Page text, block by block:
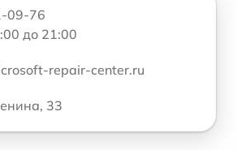
09-76
до 21:00
repair-center.ru
33